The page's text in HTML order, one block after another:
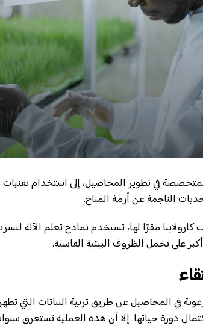
في تطوير المحاصيل، إلى استخدام
الناجمة عن أزمة المناخ.
كارولاينا مقرًا لها، تستخدم نماذج تعلم الآلة
على تحمل الظروف البيئية القاسية.
في المحاصيل عن طريق تربية النباتات التي
دورة حياتها. إلا أن هذه العملية تستغرق